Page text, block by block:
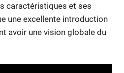
caractéristiques et ses
une excellente introduction
avoir une vision globale du